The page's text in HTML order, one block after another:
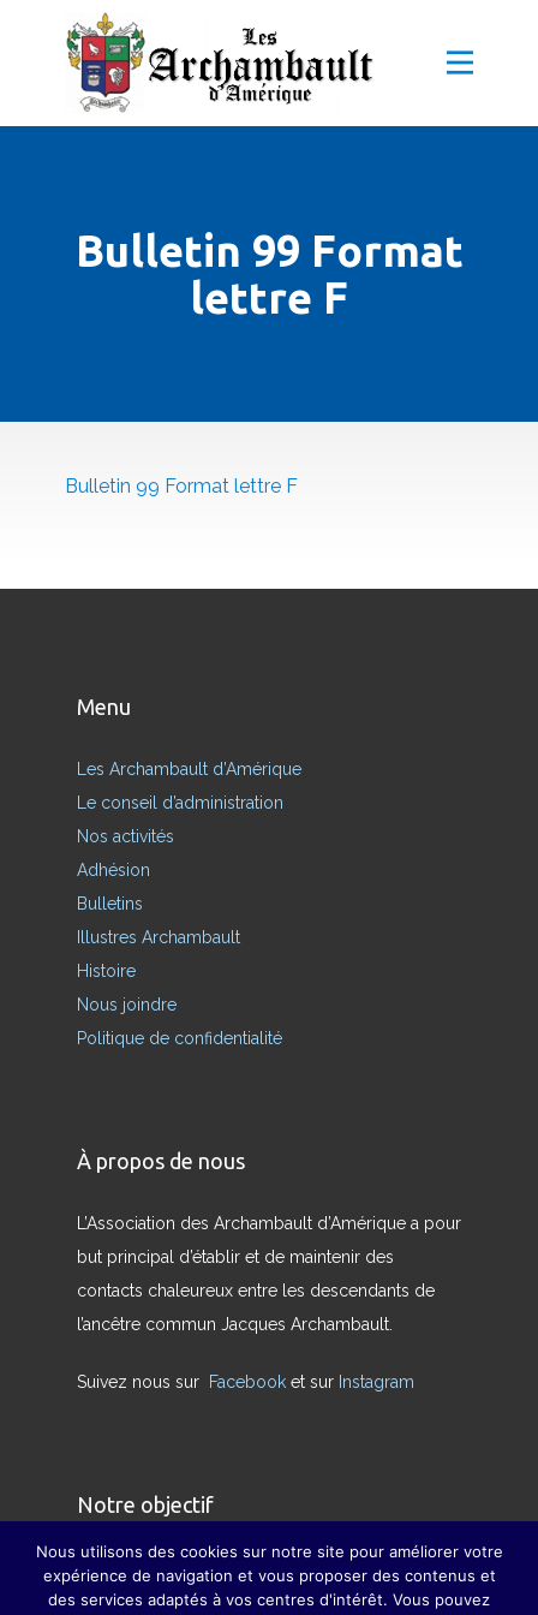
Bulletin 99 Format
lettre F
Bulletin 99 Format lettre F
Menu
Les Archambault d’Amérique
Le conseil d’administration
Nos activités
Adhésion
Bulletins
Illustres Archambault
Histoire
Nous joindre
Politique de confidentialité
À propos de nous
L’Association des Archambault d’Amérique a pour
but principal d’établir et de maintenir des
contacts chaleureux entre les descendants de
l’ancêtre commun Jacques Archambault.
Suivez nous sur Facebook et sur Instagram
Notre objectif
Nous avons pour but de redonner son sens
véritable à la famille et à pallier, dans la mesure
Nous utilisons des cookies sur notre site pour améliorer votre
expérience de navigation et vous proposer des contenus et
des services adaptés à vos centres d'intérêt. Vous pouvez